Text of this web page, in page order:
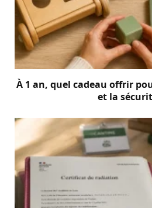
À 1 an, quel cadeau offrir
et la